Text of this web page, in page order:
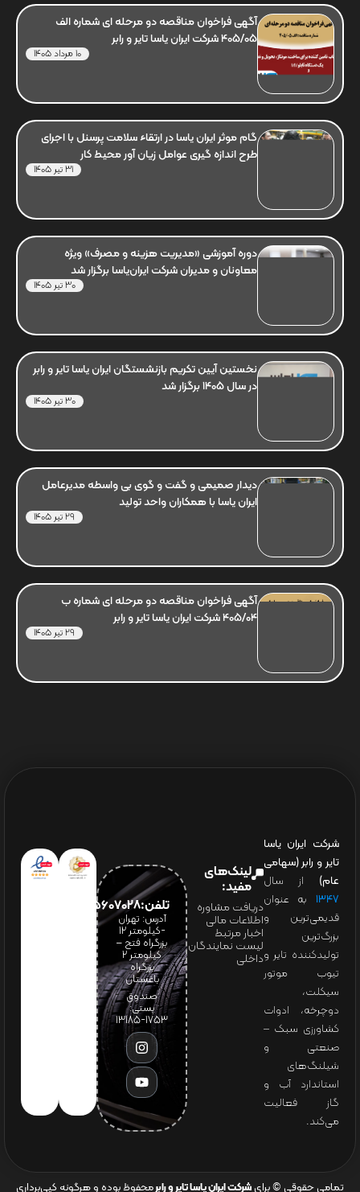
آگهی فراخوان مناقصه دو مرحله ای شماره الف
405/05 شرکت ایران یاسا تایر و رابر
10 مرداد 1405
گام موثر ایران یاسا در ارتقاء سلامت پرسنل با اجرای
طرح اندازه گیری عوامل زیان آور محیط کار
31 تیر 1405
دوره آموزشی «مدیریت هزینه و مصرف» ویژه
معاونان و مدیران شرکت ایران‌یاسا برگزار شد
30 تیر 1405
نخستین آیین تکریم بازنشستگان ایران یاسا تایر و رابر
در سال 1405 برگزار شد
30 تیر 1405
دیدار صمیمی و گفت و گوی بی واسطه مدیرعامل
ایران یاسا با همکاران واحد تولید
29 تیر 1405
آگهی فراخوان مناقصه دو مرحله ای شماره ب
405/04 شرکت ایران یاسا تایر و رابر
29 تیر 1405
شرکت ایران یاسا
تایر و رابر (سهامی
عام) از سال
۱۳۴۷ به عنوان
قدیمی‌ترین و
بزرگ‌ترین
تولیدکننده تایر و
تیوب موتور
سیکلت،
دوچرخه، ادوات
کشاورزی سبک –
صنعتی و
شیلنگ‌های
استاندارد آب و
گاز فعالیت
می‌کند.
لینک‌های
مفید:
دریافت مشاوره
اطلاعات مالی
اخبار مرتبط
لیست نمایندگان
داخلی
تلفن:65607028(021)
آدرس: تهران
-کیلومتر 12
بزرگراه فتح –
کیلومتر ۲
بزرگراه
باغستان
صندوق
پستی:
1753-13185
تمامی حقوقی © برای شرکت ایران یاسا تایر و رابرمحفوظ بوده و هرگونه کپی‌برداری